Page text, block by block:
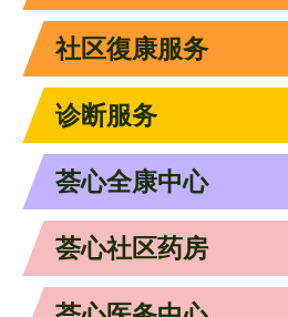
社区復康服务
诊断服务
荟心全康中心
荟心社区药房